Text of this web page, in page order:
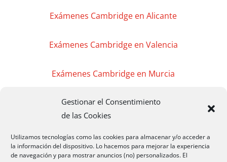
Gestionar el Consentimiento
de las Cookies
Utilizamos tecnologías como las cookies para almacenar y/o acceder a
la información del dispositivo. Lo hacemos para mejorar la experiencia
de navegación y para mostrar anuncios (no) personalizados. El
Exámenes Cambridge en Alicante
Exámenes Cambridge en Valencia
Exámenes Cambridge en Murcia
Exámenes Cambridge en Madrid